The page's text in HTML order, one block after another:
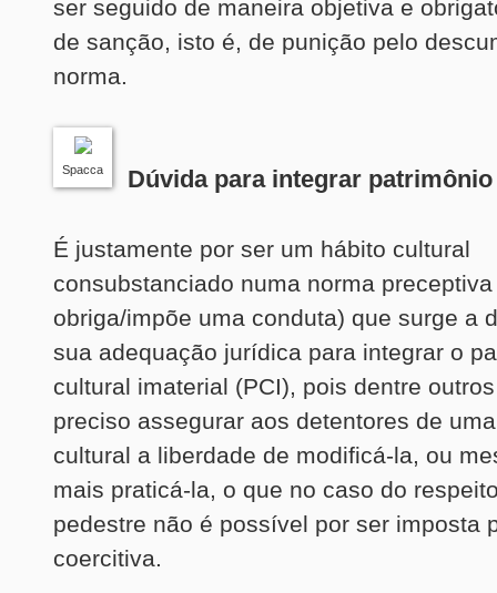
ser seguido de maneira objetiva e
de sanção, isto é, de punição pelo
norma.
Spacca Dúvida para integrar
É justamente por ser um hábito cultural
consubstanciado numa norma
obriga/impõe uma conduta) que surge a
sua adequação jurídica para integrar o
cultural imaterial (PCI), pois dentre
preciso assegurar aos detentores de
cultural a liberdade de modificá-la, ou
mais praticá-la, o que no caso do
pedestre não é possível por ser imposta
coercitiva.